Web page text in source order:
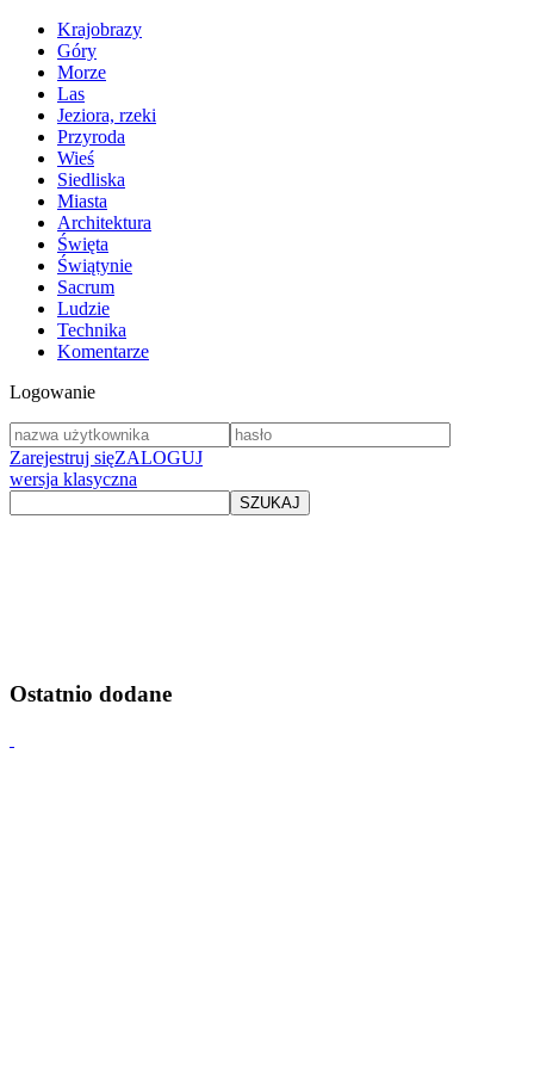
Krajobrazy
Góry
Morze
Las
Jeziora, rzeki
Przyroda
Wieś
Siedliska
Miasta
Architektura
Święta
Świątynie
Sacrum
Ludzie
Technika
Komentarze
Logowanie
Zarejestruj sięZALOGUJ
wersja klasyczna
Ostatnio dodane